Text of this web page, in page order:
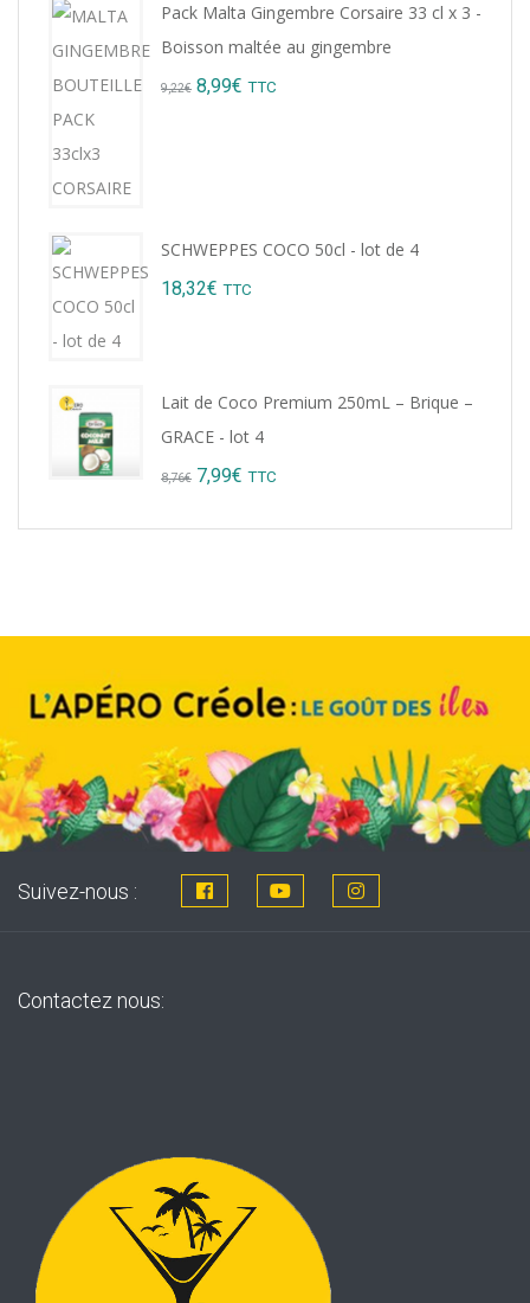
Pack Malta Gingembre Corsaire 33 cl x 3 -
Boisson maltée au gingembre
9,22€ Original
8,99€ Current
TTC
SCHWEPPES COCO 50cl - lot de 4
18,32€ TTC
Lait de Coco Premium 250mL – Brique –
GRACE - lot 4
8,76€ Original
7,99€ Current
TTC
Suivez-nous :
Contactez nous: